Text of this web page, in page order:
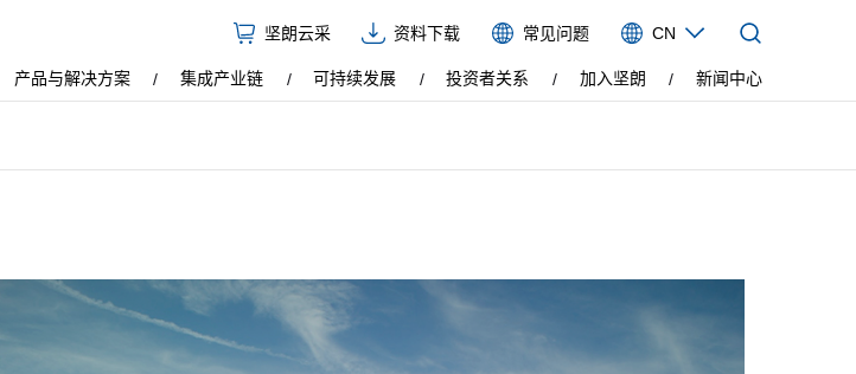
坚朗云采 资料下载 常见问题
CN
EN
产品与解决方案 集成产业链 可持续发展 投资者关系 加入坚朗 新闻中心